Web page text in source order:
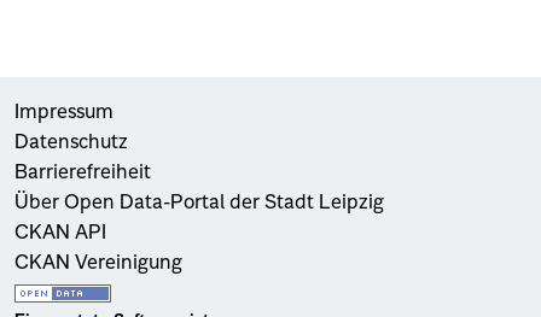
Impressum
Datenschutz
Barrierefreiheit
Über Open Data-Portal der Stadt Leipzig
CKAN API
CKAN Vereinigung